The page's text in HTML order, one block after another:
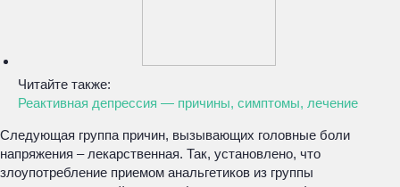
Читайте также:
Реактивная депрессия — причины, симптомы, лечение
Следующая группа причин, вызывающих головные боли
напряжения – лекарственная. Так, установлено, что
злоупотребление приемом анальгетиков из группы